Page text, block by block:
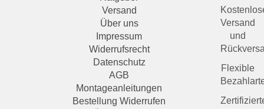
Versand
und
Flexible
Versand
Über uns
Impressum
Widerrufsrecht
Datenschutz
AGB
Montageanleitungen
Bestellung Widerrufen